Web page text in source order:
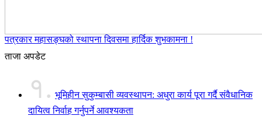
पत्रकार महासङ्घको स्थापना दिवसमा हार्दिक शुभकामना !
ताजा अपडेट
१. भूमिहीन सुकुम्बासी व्यवस्थापन: अधुरा कार्य पूरा गर्दै संवैधानिक
दायित्व निर्वाह गर्नुपर्ने आवश्यकता